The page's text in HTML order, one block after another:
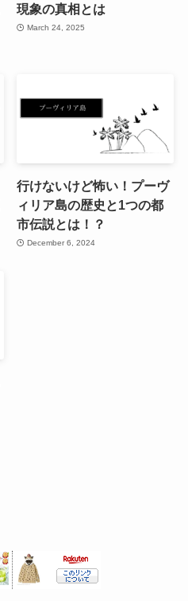
現象の真相とは
March 24, 2025
行けないけど怖い！プーヴ
ィリア島の歴史と1つの都
市伝説とは！？
December 6, 2024